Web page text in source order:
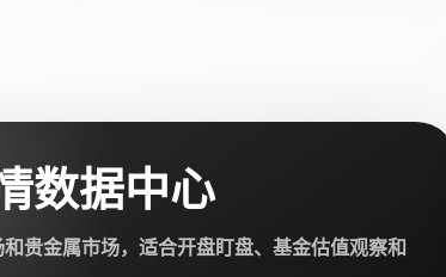
数据中心
贵金属市场，适合开盘盯盘、基金估值观察和